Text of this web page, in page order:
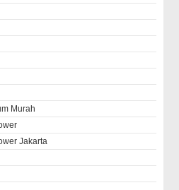
Murah
Jakarta